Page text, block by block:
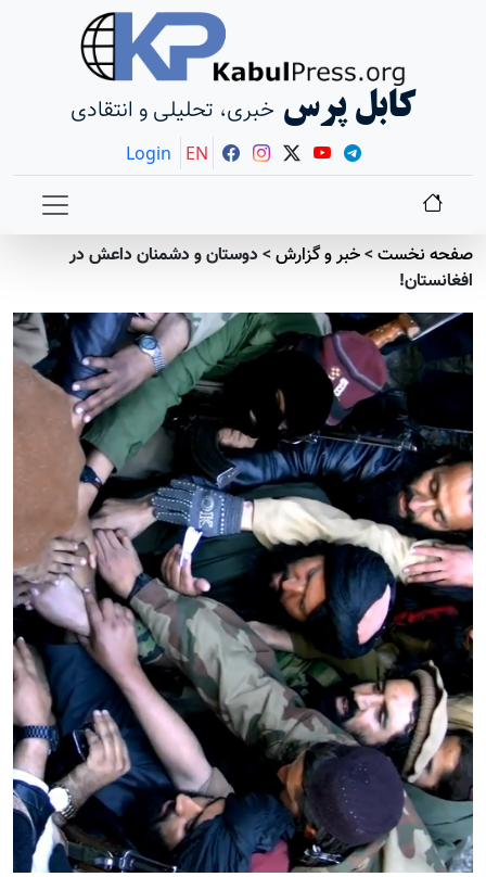
کابل پرس خبری، تحلیلی و انتقادی
Login EN
صفحه نخست>خبر و گزارش> دوستان و دشمنان داعش در
افغانستان!